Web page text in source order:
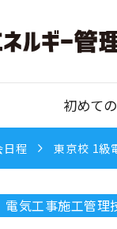
初めて
日程 東京校 1級
電気工事施工管理